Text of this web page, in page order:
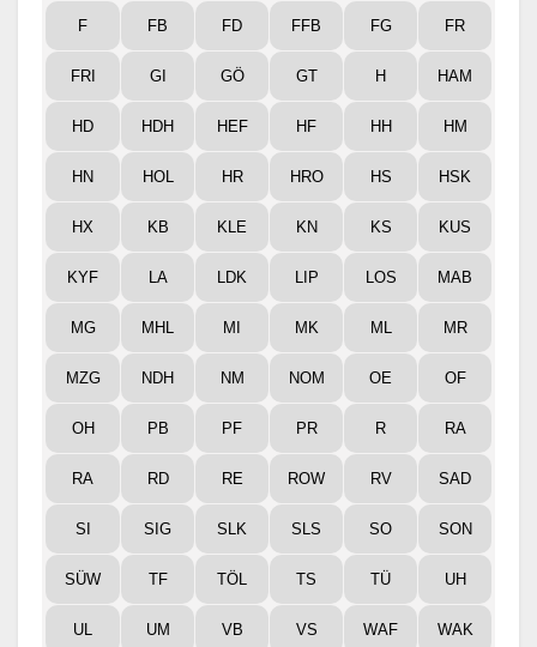
F FB FD FFB FG FR
FRI GI GÖ GT H HAM
HD HDH HEF HF HH HM
HN HOL HR HRO HS HSK
HX KB KLE KN KS KUS
KYF LA LDK LIP LOS MAB
MG MHL MI MK ML MR
MZG NDH NM NOM OE OF
OH PB PF PR R RA
RA RD RE ROW RV SAD
SI SIG SLK SLS SO SON
SÜW TF TÖL TS TÜ UH
UL UM VB VS WAF WAK